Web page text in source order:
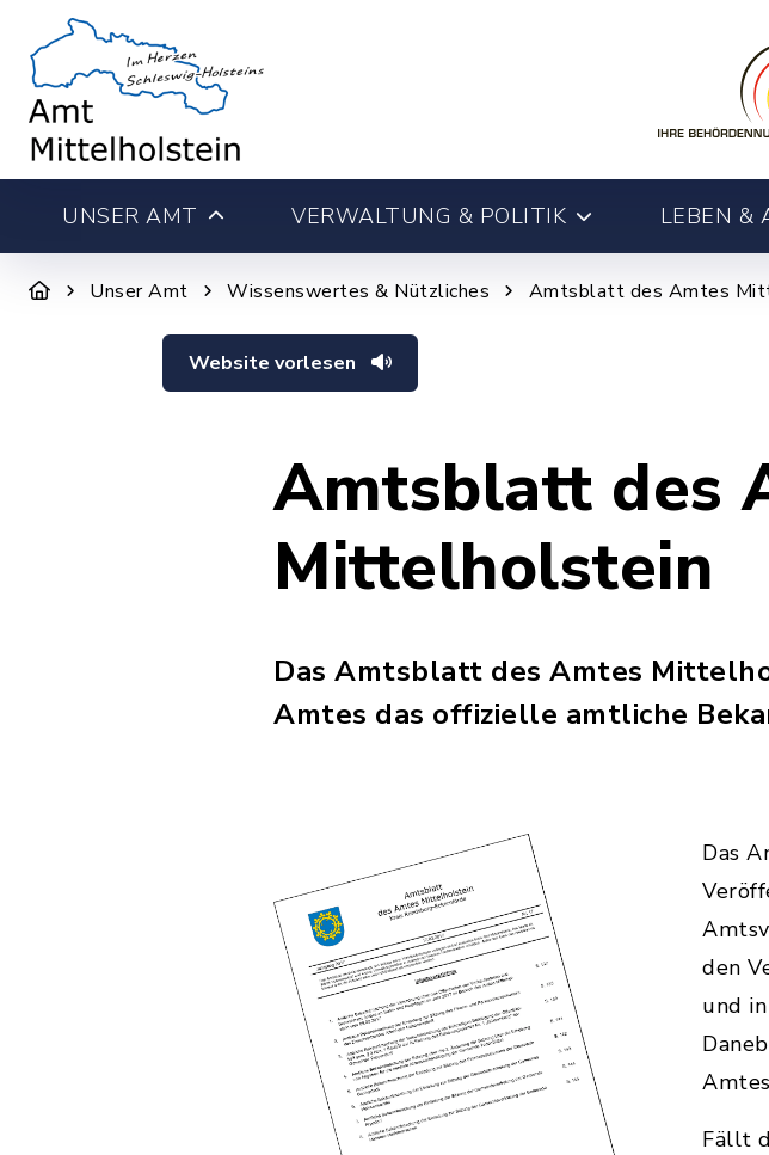
UNSER AMT VERWALTUNG & POLITIK LEBEN &
Unser Amt Wissenswertes & Nützliches Amtsblatt des Amtes
Website vorlesen
Amtsblatt des
Mittelholstein
Das Amtsblatt des Amtes
Amtes das offizielle amtliche
Das
den
und
Fällt